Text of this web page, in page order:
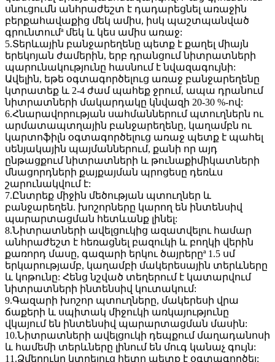
սնուցումն անհրաժեշտ է դադարեցնել առաջին
բերքահավաքից մեկ ամիս, իսկ պաշտպանված
գրունտումª մեկ և կես ամիս առաջ:
5.Տերևային բանջարեղենը պետք է քաղել միայն
երեկոյան ժամերին, երբ դրանցում նիտրատների
պարունակությունը հասնում է նվազագույնի:
Ավելին, եթե օգտագործելուց առաջ բանջարեղենը
կտրատեք և 2-4 ժամ պահեք ջրում, ապա դրանում
նիտրատների մակարդակը կնվազի 20-30 %-ով:
6.Հնարավորության սահմաններում պտուղներն ու
արմատապտղային բանջարեղենը, կաղամբն ու
կարտոֆիլն օգտագործելուց առաջ պետք է պահել
սենյակային պայմաններում, քանի որ այդ
ընթացքում նիտրատների և թունաքիմիկատների
մնացորդների քայքայման պրոցեսը դեռևս
շարունակվում է:
7.Ընտրեք միջին մեծության պտուղներ և
բանջարեղեն. խոշորները կարող են ինտենսիվ
պարարտացման հետևանք լինել:
8.Նիտրատների ավելցուկից ազատվելու համար
անհրաժեշտ է հեռացնել բազուկի և բողկի վերին
քառորդ մասը, գազարի երկու ծայրերըª 1.5 սմ
երկարությամբ, կաղամբի մակերեսային տերևները
և կոթունը: Հենց նշված տեղերում է կատարվում
նիտրատների ինտենսիվ կուտակում:
9.Գազարի խոշոր պտուղները, մակերեսի վրա
ճաքերի և սպիտակ միջուկի առկայությունը
վկայում են ինտենսիվ պարարտացման մասին:
10.Նիտրատների ավելցուկի դեպքում մաղադանոսի
և համեմի տերևները լինում են մուգ կանաչ գույն:
11.Ձմերուկը կտրելուց հետո պետք է օգտագործել: